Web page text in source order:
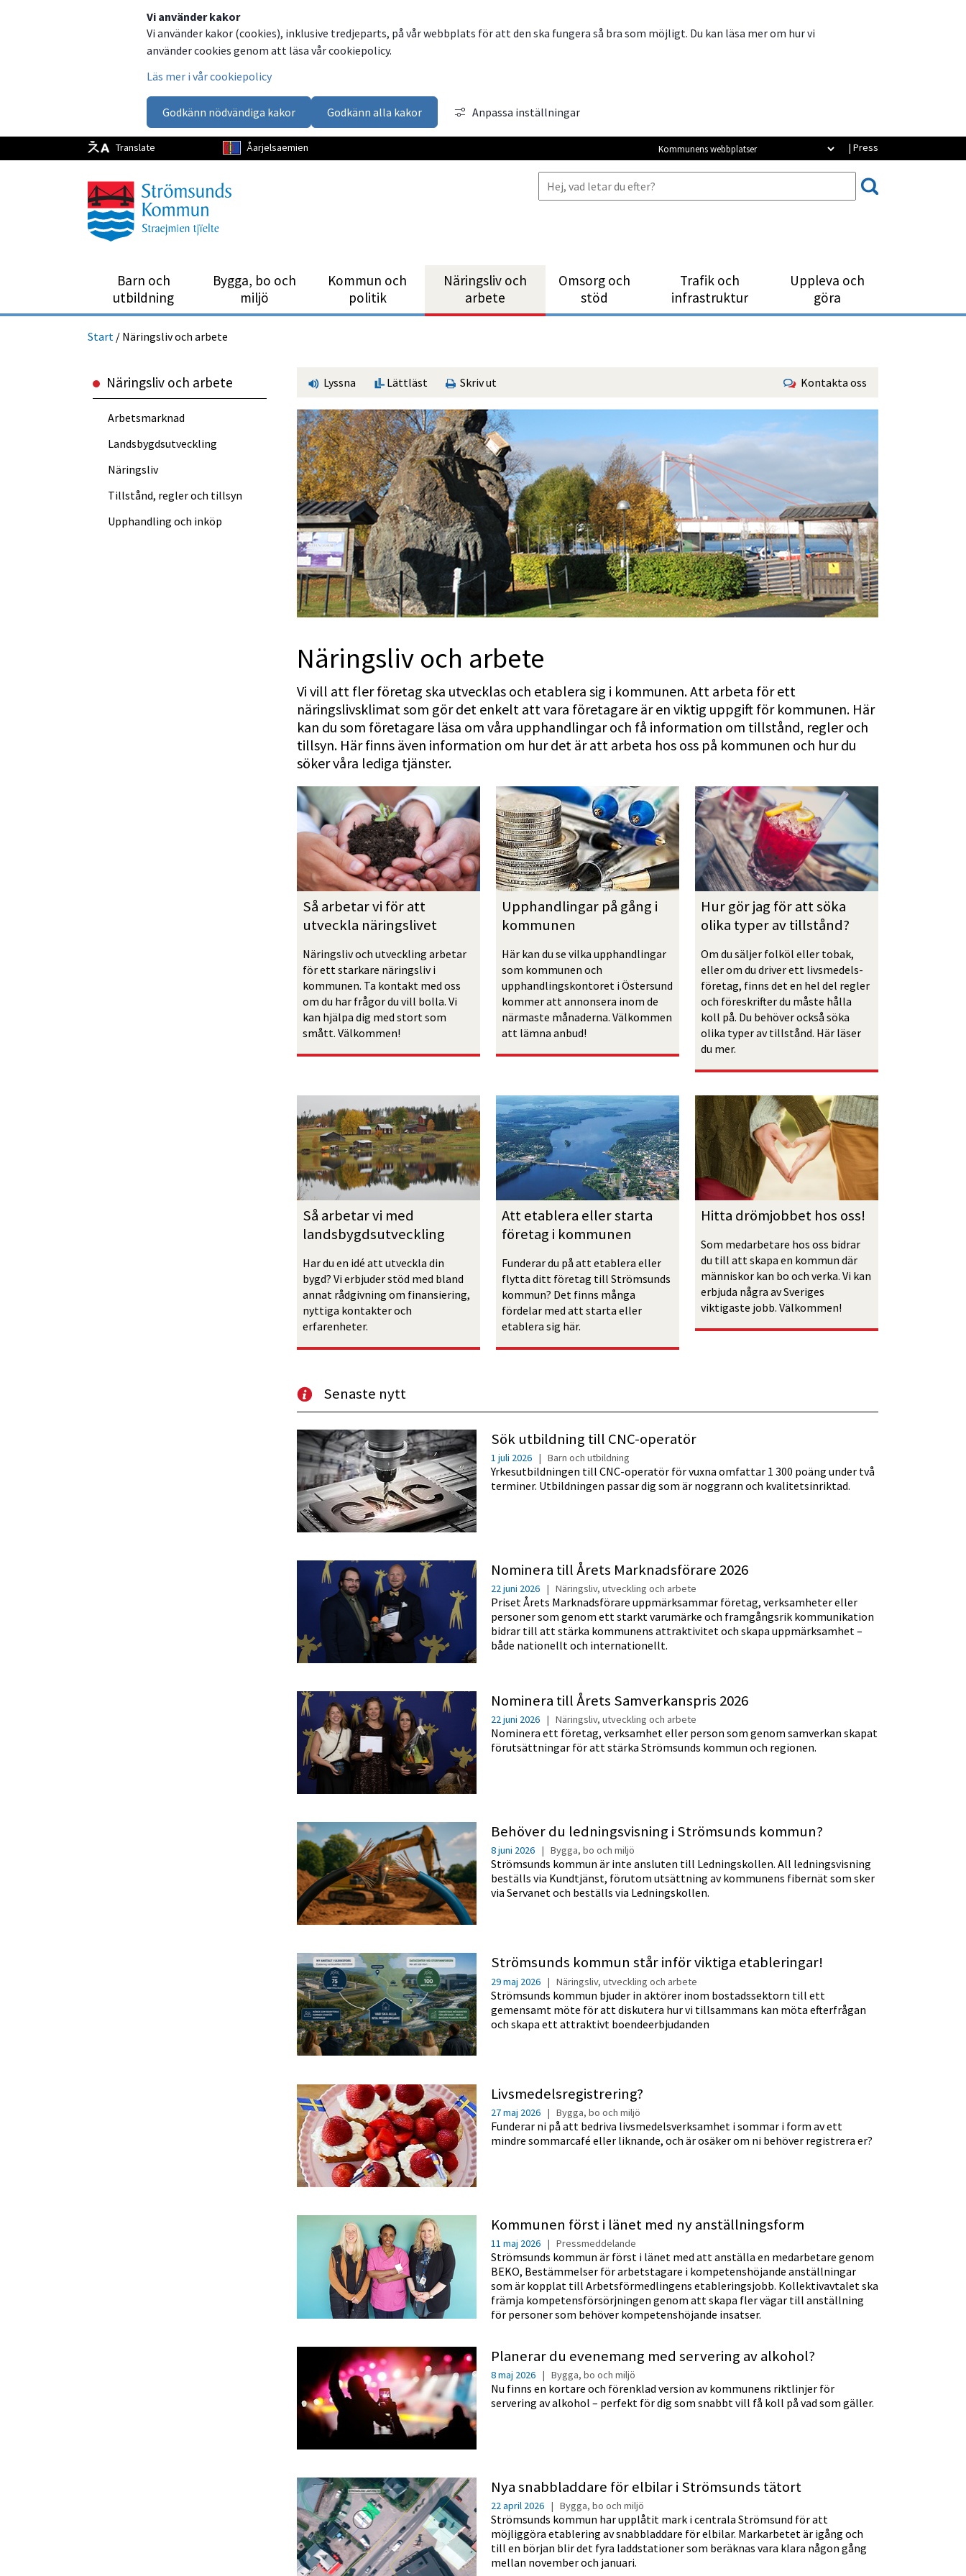
Vi använder kakor
Vi använder kakor (cookies), inklusive tredjeparts, på vår webbplats för att den ska fungera så bra som möjligt. Du kan läsa mer om hur vi
använder cookies genom att läsa vår cookiepolicy.
Läs mer i vår cookiepolicy
Godkänn nödvändiga kakor Godkänn alla kakor Anpassa inställningar
Translate Åarjelsaemien | Press
Kommunens webbplatser
Barn och
utbild­ning
Bygga, bo och
miljö
Kommun och
politik
Närings­liv och
arbete
Omsorg och
stöd
Trafik och
infrastruktur
Uppleva och
göra
Start / Närings­liv och arbete
Lyssna Lättläst Skriv ut Kontakta oss
Närings­liv och arbete
Vi vill att fler företag ska utvecklas och etablera sig i kommunen. Att arbeta för ett
näringslivsklimat som gör det enkelt att vara företagare är en viktig uppgift för kommunen. Här
kan du som företagare läsa om våra upphandlingar och få information om tillstånd, regler och
tillsyn. Här finns även information om hur det är att arbeta hos oss på kommunen och hur du
söker våra lediga tjänster.
Så arbetar vi för att
utveckla näringslivet
Näringsliv och utveckling arbetar
för ett starkare näringsliv i
kommunen. Ta kontakt med oss
om du har frågor du vill bolla. Vi
kan hjälpa dig med stort som
smått. Välkommen!
Upphand­lingar på gång i
kommunen
Här kan du se vilka upphandlingar
som kommunen och
upphandlings­kontoret i Östersund
kommer att annonsera inom de
närmaste månaderna. Välkommen
att lämna anbud!
Hur gör jag för att söka
olika typer av tillstånd?
Om du säljer folköl eller tobak,
eller om du driver ett livsmedels­
företag, finns det en hel del regler
och föreskrifter du måste hålla
koll på. Du behöver också söka
olika typer av tillstånd. Här läser
du mer.
Så arbetar vi med
landsbygdsutveckling
Har du en idé att utveckla din
bygd? Vi erbjuder stöd med bland
annat rådgivning om finansiering,
nyttiga kontakter och
erfarenheter.
Att etablera eller starta
företag i kommunen
Funderar du på att etablera eller
flytta ditt företag till Strömsunds
kommun? Det finns många
fördelar med att starta eller
etablera sig här.
Hitta drömjobbet hos oss!
Som medarbetare hos oss bidrar
du till att skapa en kommun där
människor kan bo och verka. Vi kan
erbjuda några av Sveriges
viktigaste jobb. Välkommen!
Senaste nytt
Sök utbildning till CNC-operatör
1 juli 2026 | Barn och utbildning
Yrkesutbildningen till CNC-operatör för vuxna omfattar 1 300 poäng under två
terminer. Utbildningen passar dig som är noggrann och kvalitetsinriktad.
Nominera till Årets Marknadsförare 2026
22 juni 2026 | Näringsliv, utveckling och arbete
Priset Årets Marknadsförare uppmärksammar företag, verksamheter eller
personer som genom ett starkt varumärke och framgångsrik kommunikation
bidrar till att stärka kommunens attraktivitet och skapa uppmärksamhet –
både nationellt och internationellt.
Nominera till Årets Samverkanspris 2026
22 juni 2026 | Näringsliv, utveckling och arbete
Nominera ett företag, verksamhet eller person som genom samverkan skapat
förutsättningar för att stärka Strömsunds kommun och regionen.
Behöver du ledningsvisning i Strömsunds kommun?
8 juni 2026 | Bygga, bo och miljö
Strömsunds kommun är inte ansluten till Ledningskollen. All ledningsvisning
beställs via Kundtjänst, förutom utsättning av kommunens fibernät som sker
via Servanet och beställs via Ledningskollen.
Strömsunds kommun står inför viktiga etableringar!
29 maj 2026 | Näringsliv, utveckling och arbete
Strömsunds kommun bjuder in aktörer inom bostadssektorn till ett
gemensamt möte för att diskutera hur vi tillsammans kan möta efterfrågan
och skapa ett attraktivt boendeerbjudanden
Livsmedelsregistrering?
27 maj 2026 | Bygga, bo och miljö
Funderar ni på att bedriva livsmedelsverksamhet i sommar i form av ett
mindre sommarcafé eller liknande, och är osäker om ni behöver registrera er?
Kommunen först i länet med ny anställningsform
11 maj 2026 | Pressmeddelande
Strömsunds kommun är först i länet med att anställa en medarbetare genom
BEKO, Bestämmelser för arbetstagare i kompetenshöjande anställningar
som är kopplat till Arbetsförmedlingens etableringsjobb. Kollektivavtalet ska
främja kompetensförsörjningen genom att skapa fler vägar till anställning
för personer som behöver kompetenshöjande insatser.
Planerar du evenemang med servering av alkohol?
8 maj 2026 | Bygga, bo och miljö
Nu finns en kortare och förenklad version av kommunens riktlinjer för
servering av alkohol – perfekt för dig som snabbt vill få koll på vad som gäller.
Nya snabbladdare för elbilar i Strömsunds tätort
22 april 2026 | Bygga, bo och miljö
Strömsunds kommun har upplåtit mark i centrala Strömsund för att
möjliggöra etablering av snabbladdare för elbilar. Markarbetet är igång och
till en början blir det fyra laddstationer som beräknas vara klara någon gång
mellan november och januari.
Närings­liv och arbete
Arbets­marknad
Landsbygds­ut­veckling
Näringsliv
Tillstånd, regler och tillsyn
Upphandling och inköp